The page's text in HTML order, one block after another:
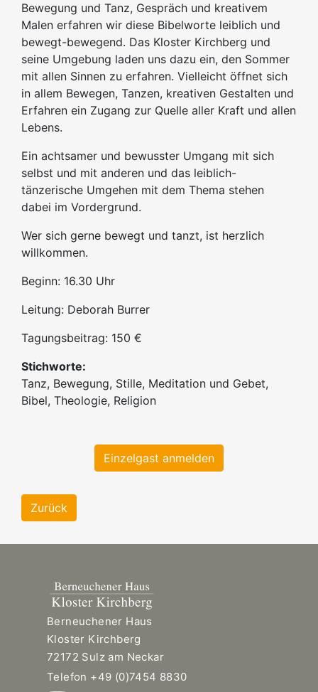
Bewegung und Tanz, Gespräch und kreativem
Malen erfahren wir diese Bibelworte leiblich und
bewegt-bewegend. Das Kloster Kirchberg und
seine Umgebung laden uns dazu ein, den Sommer
mit allen Sinnen zu erfahren. Vielleicht öffnet sich
in allem Bewegen, Tanzen, kreativen Gestalten und
Erfahren ein Zugang zur Quelle aller Kraft und allen
Lebens.
Ein achtsamer und bewusster Umgang mit sich
selbst und mit anderen und das leiblich-
tänzerische Umgehen mit dem Thema stehen
dabei im Vordergrund.
Wer sich gerne bewegt und tanzt, ist herzlich
willkommen.
Beginn: 16.30 Uhr
Leitung: Deborah Burrer
Tagungsbeitrag: 150 €
Stichworte:
Tanz, Bewegung, Stille, Meditation und Gebet,
Bibel, Theologie, Religion
Einzelgast anmelden
Zurück
Berneuchener Haus
Kloster Kirchberg
72172 Sulz am Neckar
Telefon +49 (0)7454 8830